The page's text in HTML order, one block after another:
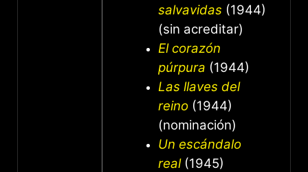
salvavidas (1944)
(sin acreditar)
El corazón
púrpura (1944)
Las llaves del
reino (1944)
(nominación)
Un escándalo
real(1945)